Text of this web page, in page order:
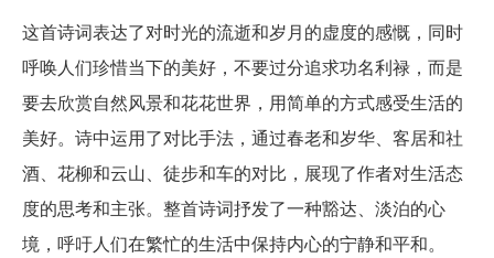
这首诗词表达了对时光的流逝和岁月的虚度的感慨，同时
呼唤人们珍惜当下的美好，不要过分追求功名利禄，而是
要去欣赏自然风景和花花世界，用简单的方式感受生活的
美好。诗中运用了对比手法，通过春老和岁华、客居和社
酒、花柳和云山、徒步和车的对比，展现了作者对生活态
度的思考和主张。整首诗词抒发了一种豁达、淡泊的心
境，呼吁人们在繁忙的生活中保持内心的宁静和平和。